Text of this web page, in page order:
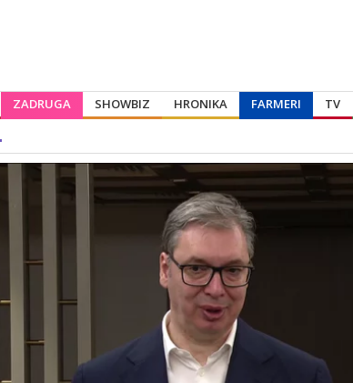
ZADRUGA SHOWBIZ HRONIKA FARMERI TV